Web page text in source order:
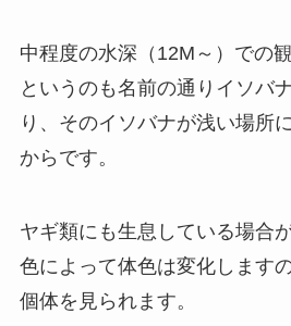
中程度の水深（12M～）での
というのも名前の通りイソバ
り、そのイソバナが浅い場所
からです。
ヤギ類にも生息している場合
色によって体色は変化します
個体を見られます。